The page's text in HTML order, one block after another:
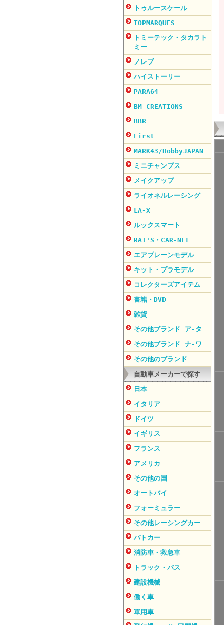
トゥルースケール
TOPMARQUES
トミーテック・タカラト
ミー
ノレブ
ハイストーリー
PARA64
BM CREATIONS
BBR
First
MARK43/HobbyJAPAN
ミニチャンプス
メイクアップ
ライオネルレーシング
LA-X
ルックスマート
RAI'S・CAR-NEL
エアプレーンモデル
キット・プラモデル
コレクターズアイテム
書籍・DVD
雑貨
その他ブランド ア-タ
その他ブランド ナ-ワ
その他のブランド
自動車メーカーで探す
日本
イタリア
ドイツ
イギリス
フランス
アメリカ
その他の国
オートバイ
フォーミュラー
その他レーシングカー
パトカー
消防車・救急車
トラック・バス
建設機械
働く車
軍用車